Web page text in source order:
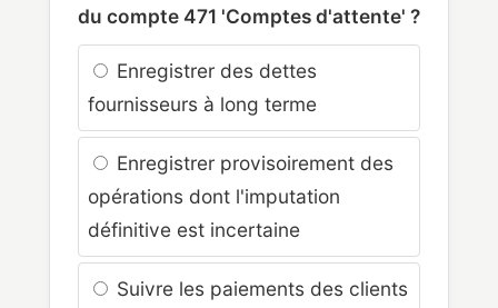
du compte 471 'Comptes d'attente' ?
Enregistrer des dettes
fournisseurs à long terme
Enregistrer provisoirement des
opérations dont l'imputation
définitive est incertaine
Suivre les paiements des clients